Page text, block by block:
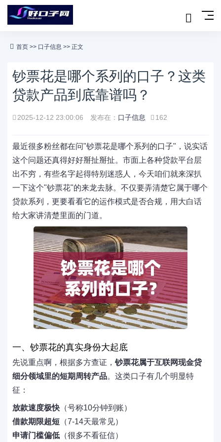
首页 >> 口子信息 >> 正文
钞票花是哪个系列的口子？这类
贷款产品到底靠谱吗？
2025-12-12 23:00:06 发布在： 口子信息 162
最近很多粉丝都在问"钞票花是哪个系列的口子"，说实话
这个问题还真得好好掰扯掰扯。市面上各种贷款平台层
出不穷，有些名字起得特别迷惑人，今天咱们就来深扒
一下这个"钞票花"的来龙去脉。不仅要弄清楚它属于哪个
贷款系列，更要看看它的运作模式是否合规，用大白话
给大家讲清楚里面的门道。
一、钞票花的真实身份大起底
先说重点啊，根据多方查证， 钞票花属于互联网现金贷
细分领域里的短期周转产品。这类口子有几个明显特
征：
放款速度极快 （号称10分钟到账）
借款期限超短 （7-14天最常见）
申请门槛偏低 （很多不看征信）